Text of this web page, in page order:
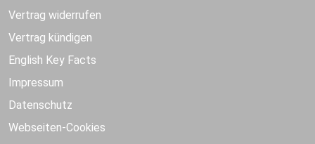
Vertrag widerrufen
Vertrag kündigen
English Key Facts
Impressum
Datenschutz
Webseiten-Cookies